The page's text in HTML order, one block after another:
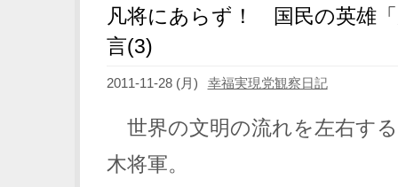
凡将にあらず！ 国民の英雄
言(3)
2011-11-28 (月) 幸福実現党観察日記
世界の文明の流れを左右す
木将軍。